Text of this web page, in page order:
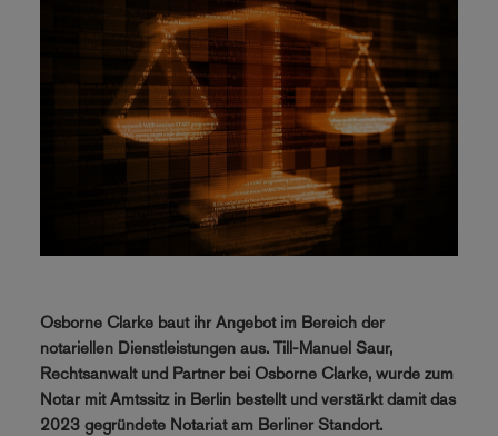
Osborne Clarke baut ihr Angebot im Bereich der
notariellen Dienstleistungen aus. Till-Manuel Saur,
Rechtsanwalt und Partner bei Osborne Clarke, wurde zum
Notar mit Amtssitz in Berlin bestellt und verstärkt damit das
2023 gegründete Notariat am Berliner Standort.